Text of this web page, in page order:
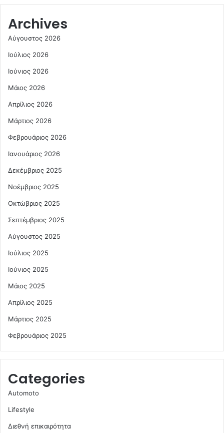
Archives
Αύγουστος 2026
Ιούλιος 2026
Ιούνιος 2026
Μάιος 2026
Απρίλιος 2026
Μάρτιος 2026
Φεβρουάριος 2026
Ιανουάριος 2026
Δεκέμβριος 2025
Νοέμβριος 2025
Οκτώβριος 2025
Σεπτέμβριος 2025
Αύγουστος 2025
Ιούλιος 2025
Ιούνιος 2025
Μάιος 2025
Απρίλιος 2025
Μάρτιος 2025
Φεβρουάριος 2025
Categories
Automoto
Lifestyle
Διεθνή επικαιρότητα